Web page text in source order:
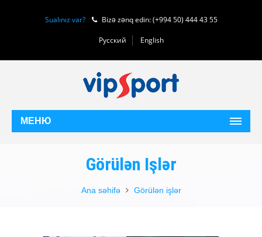
Sualınız var? Bizə zənq edin: (+994 50) 444 43 55
Русский English
МЕНЮ
Görülən Işlər
Ana səhifə Görülən işlər